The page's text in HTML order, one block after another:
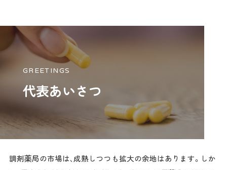
GREETINGS
代表あいさつ
調剤薬局の市場は、成熟しつつも拡大の余地はあります。しか